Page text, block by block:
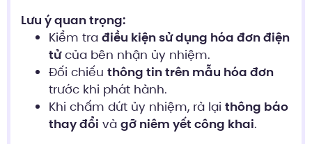
Lưu ý quan trọng:
Kiểm tra điều kiện sử dụng hóa đơn điện
tửcủa bên nhận ủy nhiệm.
Đối chiếu thông tin trên mẫu hóa đơn
trước khi phát hành.
Khi chấm dứt ủy nhiệm, rà lại thông báo
thay đổi và gỡ niêm yết công khai.